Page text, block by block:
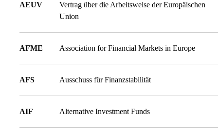
AEUV
Vertrag über die Arbeitsweise der Europäischen
Union
AFME Association for Financial Markets in Europe
AFS Ausschuss für Finanzstabilität
AIF Alternative Investment Funds